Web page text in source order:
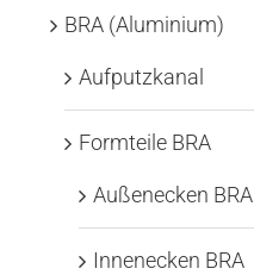
BRA (Aluminium)
Aufputzkanal
Formteile BRA
Außenecken BRA
Innenecken BRA